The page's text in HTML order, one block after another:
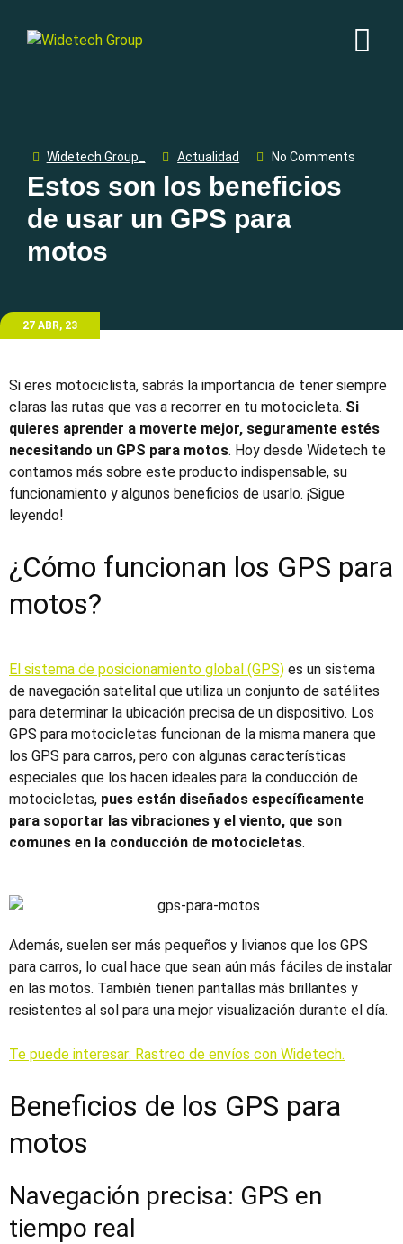
Widetech Group_ Actualidad No Comments
Estos son los beneficios
de usar un GPS para
motos
27 ABR, 23
Si eres motociclista, sabrás la importancia de tener siempre
claras las rutas que vas a recorrer en tu motocicleta. Si
quieres aprender a moverte mejor, seguramente estés
necesitando un GPS para motos. Hoy desde Widetech te
contamos más sobre este producto indispensable, su
funcionamiento y algunos beneficios de usarlo. ¡Sigue
leyendo!
¿Cómo funcionan los GPS para
motos?
El sistema de posicionamiento global (GPS) es un sistema
de navegación satelital que utiliza un conjunto de satélites
para determinar la ubicación precisa de un dispositivo. Los
GPS para motocicletas funcionan de la misma manera que
los GPS para carros, pero con algunas características
especiales que los hacen ideales para la conducción de
motocicletas, pues están diseñados específicamente
para soportar las vibraciones y el viento, que son
comunes en la conducción de motocicletas.
Además, suelen ser más pequeños y livianos que los GPS
para carros, lo cual hace que sean aún más fáciles de instalar
en las motos. También tienen pantallas más brillantes y
resistentes al sol para una mejor visualización durante el día.
Te puede interesar: Rastreo de envíos con Widetech.
Beneficios de los GPS para
motos
Navegación precisa: GPS en
tiempo real